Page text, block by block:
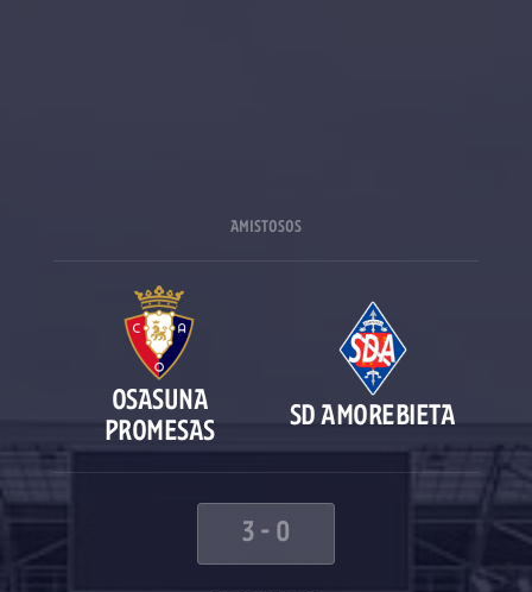
AMISTOSOS
OSASUNA
PROMESAS
SD AMOREBIETA
3 - 0